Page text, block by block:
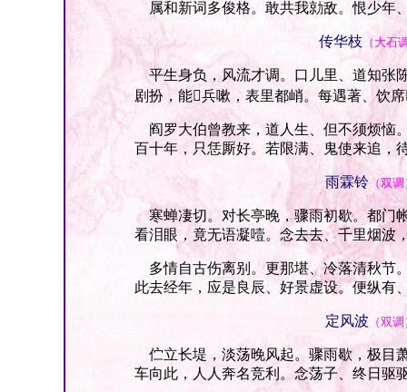
属和新词多俊格。敢共我勍敌。恨少年
传华枝 （大石
平生身负，风流才调。口儿里、道知张
剧扮，能兵嗽，表里都峭。每遇著、饮
阎罗大伯曾教来，道人生、但不须烦恼
百十年，只恁厮好。若限满、鬼使来追，
雨霖铃（双调
寒蝉凄切。对长亭晚，骤雨初歇。都门
看泪眼，竟无语凝噎。念去去、千里烟波
多情自古伤离别。更那堪、冷落清秋节
此去经年，应是良辰、好景虚设。便纵有
定风波 （双
伫立长堤，淡荡晚风起。骤雨歇，极目
车向此，人人奔名竞利。念荡子、终日驱